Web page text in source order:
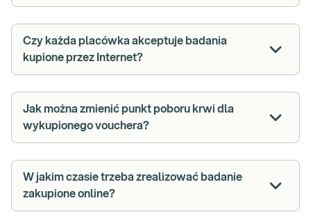
Czy każda placówka akceptuje badania
kupione przez Internet?
Jak można zmienić punkt poboru krwi dla
wykupionego vouchera?
W jakim czasie trzeba zrealizować badanie
zakupione online?